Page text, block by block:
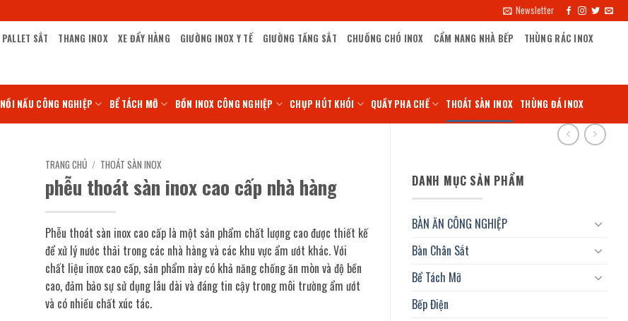
Newsletter
PALLET SẮT THANG INOX XE ĐẨY HÀNG GIƯỜNG INOX Y TẾ GIƯỜNG TẦNG SẮT CHUỒNG CHÓ INOX CẨM NANG NHÀ BẾP THÙNG RÁC INOX
NỒI NẤU CÔNG NGHIỆP BỂ TÁCH MỠ BỒN INOX CÔNG NGHIỆP CHỤP HÚT KHÓI QUẦY PHA CHẾ THOÁT SÀN INOX THÙNG ĐÁ INOX
DANH MỤC SẢN PHẨM
BÀN ĂN CÔNG NGHIỆP
Bàn Chân Sắt
Bể Tách Mỡ
Bếp Điện
TRANG CHỦ / THOÁT SÀN INOX
phễu thoát sàn inox cao cấp nhà hàng
Phễu thoát sàn inox cao cấp là một sản phẩm chất lượng cao được thiết kế
để xử lý nước thải trong các nhà hàng và các khu vực ẩm ướt khác. Với
chất liệu inox cao cấp, sản phẩm này có khả năng chống ăn mòn và độ bền
cao, đảm bảo sự sử dụng lâu dài và đáng tin cậy trong môi trường ẩm ướt
và có nhiều chất xúc tác.